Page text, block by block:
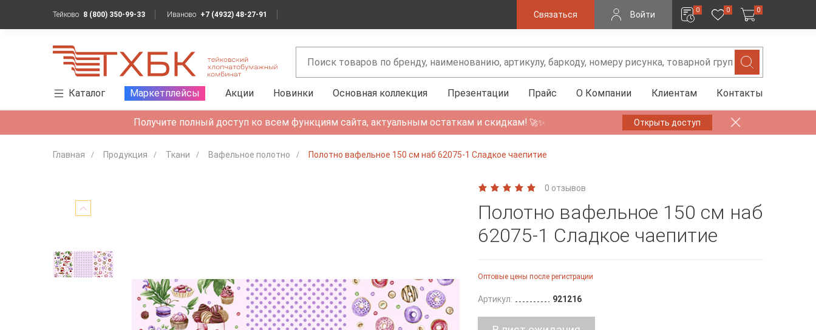
Тейково 8 (800) 350-99-33 Иваново +7 (4932) 48-27-91 Связаться Войти 0 0 0
Каталог Маркетплейсы Акции Новинки Основная коллекция Презентации Прайс О Компании Клиентам Контакты
Получите полный доступ ко всем функциям сайта, актуальным остаткам и скидкам! 🚀✨ Открыть доступ
Главная Продукция Ткани Вафельное полотно Полотно вафельное 150 см наб 62075-1 Сладкое чаепитие
0 отзывов
Полотно вафельное 150 см наб
62075-1 Сладкое чаепитие
Оптовые цены после регистрации
Артикул: 921216